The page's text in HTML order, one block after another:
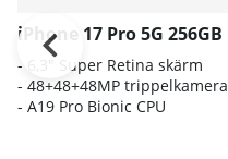
iPhone 17 Pro 5G 256GB
- 6,3" Super Retina skärm
- 48+48+48MP trippelkamera
- A19 Pro Bionic CPU